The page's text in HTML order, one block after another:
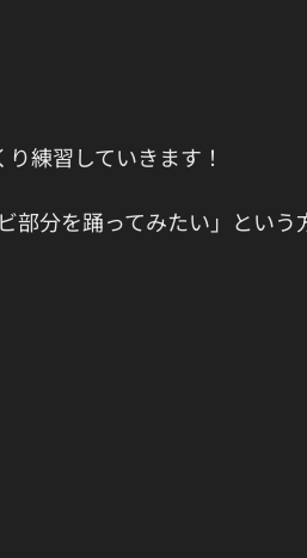
練習していきます！
部分を踊ってみたい」という